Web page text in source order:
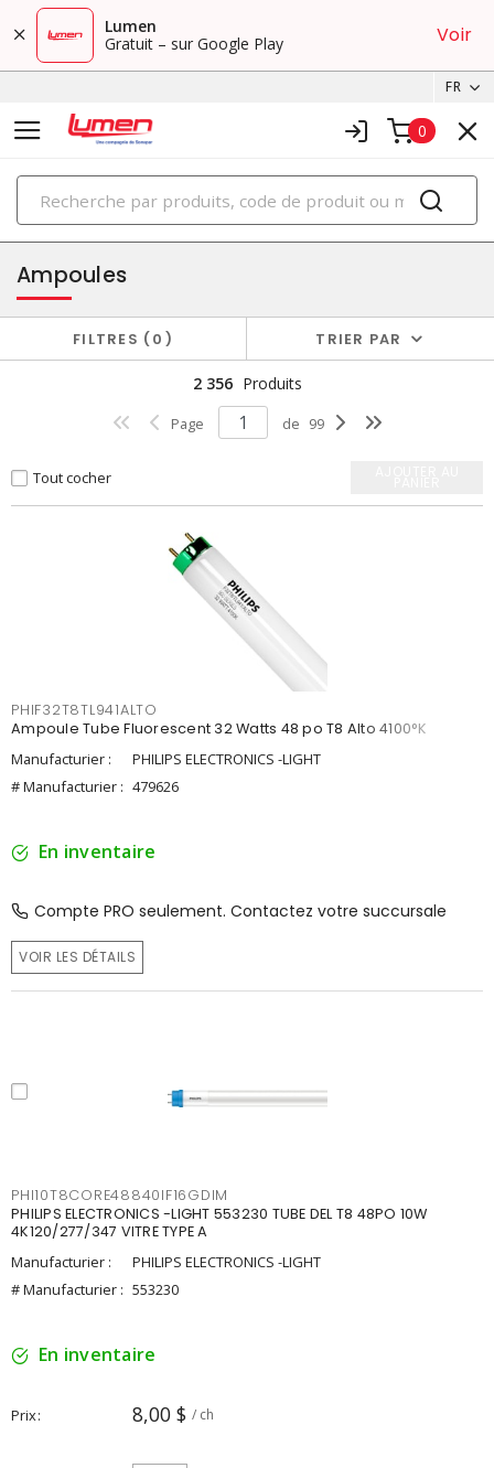
Lumen
Gratuit – sur Google Play
Voir
FR
0
PRODUITS
éclairage
Ampoules
FILTRES 0 TRIER PAR
2 356 Produits
Page de 99
Tout cocher
PHIF32T8TL941ALTO
Ampoule Tube Fluorescent 32 Watts 48 po T8 Alto 4100°K
Manufacturier :
PHILIPS ELECTRONICS -LIGHT
# Manufacturier : 479626
En inventaire
Compte PRO seulement. Contactez votre succursale
VOIR LES DÉTAILS
PHI10T8CORE48840IF16GDIM
PHILIPS ELECTRONICS -LIGHT 553230 TUBE DEL T8 48PO 10W
4K120/277/347 VITRE TYPE A
Manufacturier :
PHILIPS ELECTRONICS -LIGHT
# Manufacturier : 553230
En inventaire
Prix 8,00 $ / ch